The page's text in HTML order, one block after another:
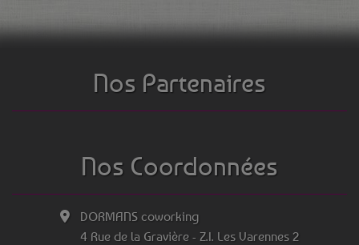
Nos Partenaires
Nos Coordonnées
DORMANS coworking
4 Rue de la Gravière - Z.I. Les Varennes 2